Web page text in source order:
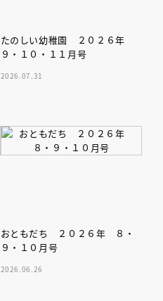
たのしい幼稚園 ２０２６年
９・１０・１１月号
2026.07.31
おともだち ２０２６年 ８・
９・１０月号
2026.06.26